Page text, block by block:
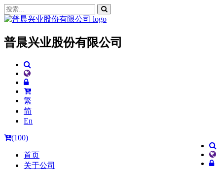
普晨兴业股份有限公司
繁
简
En
(100)
首页
关于公司